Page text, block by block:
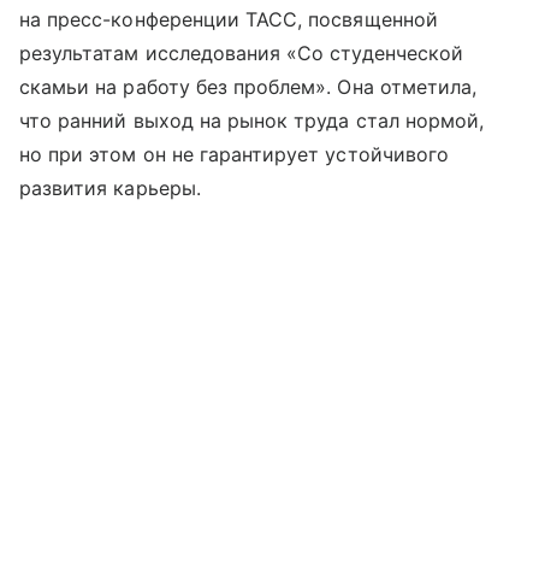
на пресс-конференции ТАСС, посвященной
результатам исследования «Со студенческой
скамьи на работу без проблем». Она отметила,
что ранний выход на рынок труда стал нормой,
но при этом он не гарантирует устойчивого
развития карьеры.